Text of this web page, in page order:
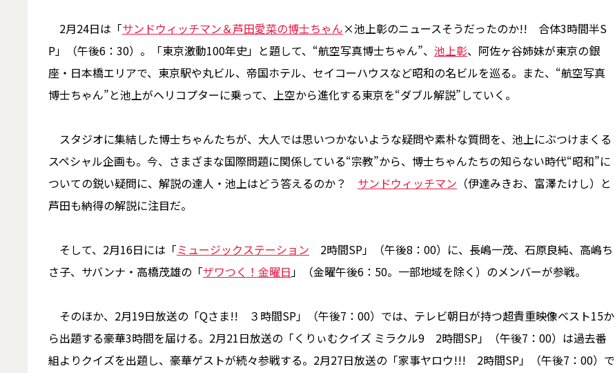
2月24日は「サンドウィッチマン＆芦田愛菜の博士ちゃん×池上彰のニュースそうだったのか!! 合体3時間半S
P」（午後6：30）。「東京激動100年史」と題して、“航空写真博士ちゃん”、 池上彰、阿佐ヶ谷姉妹が東京の銀
座・日本橋エリアで、東京駅や丸ビル、帝国ホテル、セイコーハウスなど昭和の名ビルを巡る。また、“航空写真
博士ちゃん”と池上がヘリコプターに乗って、上空から進化する東京を“ダブル解説”していく。
スタジオに集結した博士ちゃんたちが、大人では思いつかないような疑問や素朴な質問を、池上にぶつけまくる
スペシャル企画も。今、さまざまな国際問題に関係している“宗教”から、博士ちゃんたちの知らない時代“昭和”に
ついての鋭い疑問に、解説の達人・池上はどう答えるのか？ サンドウィッチマン （伊達みきお、富澤たけし）と
芦田も納得の解説に注目だ。
そして、2月16日には「ミュージックステーション 2時間SP」（午後8：00）に、長嶋一茂、石原良純、高嶋ち
さ子、サバンナ・高橋茂雄の「ザワつく！金曜日」（金曜午後6：50。一部地域を除く）のメンバーが参戦。
そのほか、2月19日放送の「Qさま!! ３時間SP」（午後7：00）では、テレビ朝日が持つ超貴重映像ベスト15か
ら出題する豪華3時間を届ける。2月21日放送の「くりぃむクイズ ミラクル9 2時間SP」（午後7：00）は過去番
組よりクイズを出題し、豪華ゲストが続々参戦する。2月27日放送の「家事ヤロウ!!! 2時間SP」（午後7：00）で